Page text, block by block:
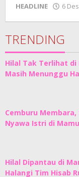
HEADLINE 6
TRENDING
Hilal Tak Terlihat di
Masih Menunggu
Cemburu
Nyawa Istri di
Hilal Dipantau di
Halangi Tim Hisab